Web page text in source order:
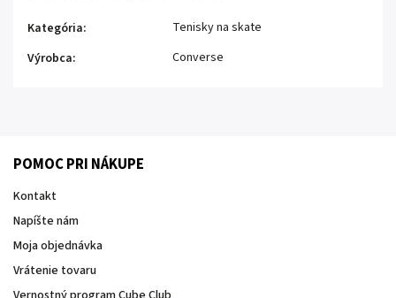
Kategória:
Tenisky na skate
Výrobca: Converse
POMOC PRI NÁKUPE
Kontakt
Napíšte nám
Moja objednávka
Vrátenie tovaru